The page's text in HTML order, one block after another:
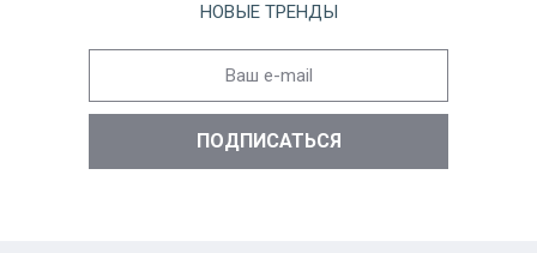
НОВЫЕ ТРЕНДЫ